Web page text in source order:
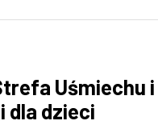
Uśmiechu
dla dzieci